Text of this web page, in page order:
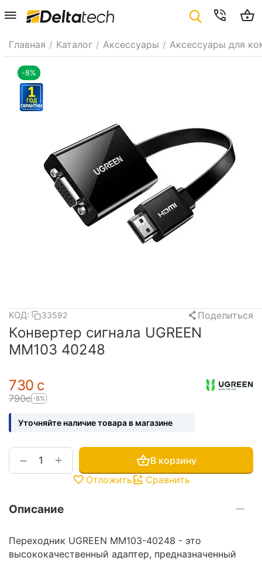
Главная / Каталог / Аксессуары / Аксессуары для
-8%
КОД: 33592 Поделиться
Конвертер сигнала UGREEN
MM103 40248
‍730‍ с
‍790‍с -8%
Уточняйте наличие товара в магазине
+
−
В корзину
Отложить
Сравнить
Описание
Переходник UGREEN MM103-40248 - это
высококачественный адаптер, предназначенный